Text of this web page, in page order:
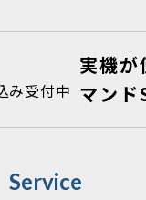
付中
実機が
マンド
Service